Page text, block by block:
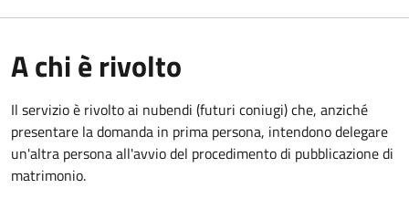
A chi è rivolto
Il servizio è rivolto ai nubendi (futuri coniugi) che, anziché
presentare la domanda in prima persona, intendono delegare
un'altra persona all'avvio del procedimento di pubblicazione di
matrimonio.